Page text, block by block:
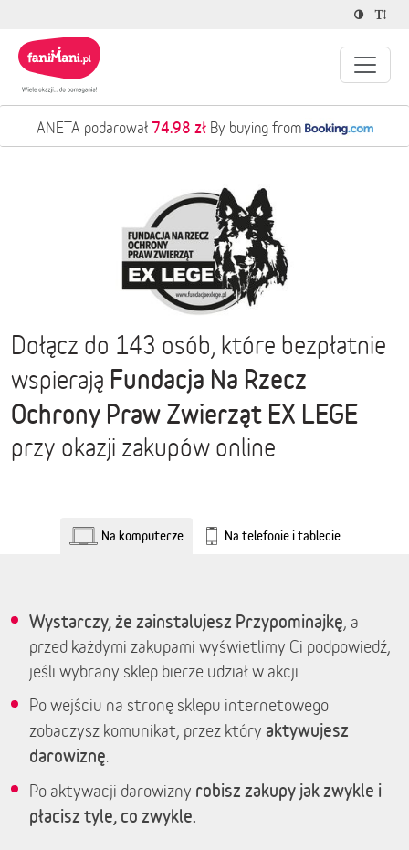
ANETA podarował 74.98 złBy buying from
Dołącz do 143 osób, które bezpłatnie
wspierają Fundacja Na Rzecz
Ochrony Praw Zwierząt EX LEGE
przy okazji zakupów online
Na komputerze Na telefonie i tablecie
Wystarczy, że zainstalujesz Przypominajkę, a
przed każdymi zakupami wyświetlimy Ci podpowiedź,
jeśli wybrany sklep bierze udział w akcji.
Po wejściu na stronę sklepu internetowego
zobaczysz komunikat, przez który aktywujesz
darowiznę
Po aktywacji darowizny robisz zakupy jak zwykle i
płacisz tyle, co zwykle.